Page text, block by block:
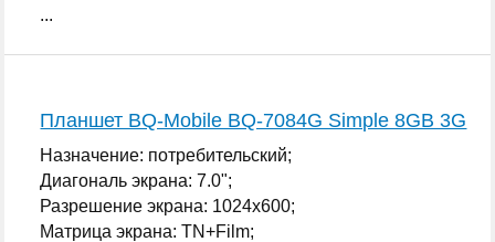
...
Планшет BQ-Mobile BQ-7084G Simple 8GB 3G
Назначение: потребительский;
Диагональ экрана: 7.0";
Разрешение экрана: 1024x600;
Матрица экрана: TN+Film;